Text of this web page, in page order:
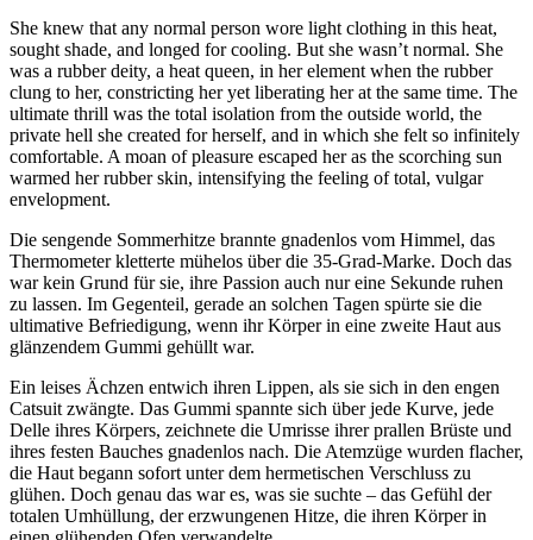
She knew that any normal person wore light clothing in this heat,
sought shade, and longed for cooling. But she wasn’t normal. She
was a rubber deity, a heat queen, in her element when the rubber
clung to her, constricting her yet liberating her at the same time. The
ultimate thrill was the total isolation from the outside world, the
private hell she created for herself, and in which she felt so infinitely
comfortable. A moan of pleasure escaped her as the scorching sun
warmed her rubber skin, intensifying the feeling of total, vulgar
envelopment.
Die sengende Sommerhitze brannte gnadenlos vom Himmel, das
Thermometer kletterte mühelos über die 35-Grad-Marke. Doch das
war kein Grund für sie, ihre Passion auch nur eine Sekunde ruhen
zu lassen. Im Gegenteil, gerade an solchen Tagen spürte sie die
ultimative Befriedigung, wenn ihr Körper in eine zweite Haut aus
glänzendem Gummi gehüllt war.
Ein leises Ächzen entwich ihren Lippen, als sie sich in den engen
Catsuit zwängte. Das Gummi spannte sich über jede Kurve, jede
Delle ihres Körpers, zeichnete die Umrisse ihrer prallen Brüste und
ihres festen Bauches gnadenlos nach. Die Atemzüge wurden flacher,
die Haut begann sofort unter dem hermetischen Verschluss zu
glühen. Doch genau das war es, was sie suchte – das Gefühl der
totalen Umhüllung, der erzwungenen Hitze, die ihren Körper in